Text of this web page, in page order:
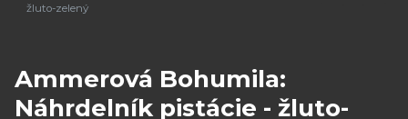
žluto-zelený
Ammerová Bohumila:
Náhrdelník pistácie - žluto-